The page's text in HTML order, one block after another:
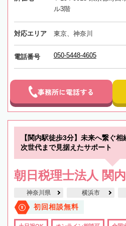
ル3階
対応エリア 東京、神奈川
電話番号 050-5448-4605
事務所に電話する
【関内駅徒歩3分】未来へ繋ぐ
次世代まで見据えたサポート
朝日税理士法人 関
神奈川県 横浜市
初回相談無料